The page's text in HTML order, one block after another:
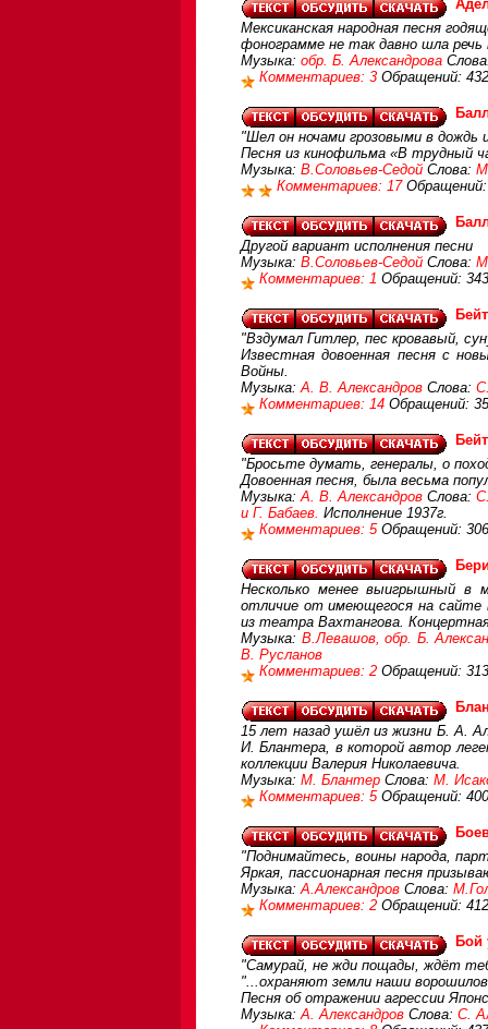
Мексиканская народная песня
фонограмме не так давно шла
Музыка: обр. Б. Александрова
Комментариев: 3 Обращений:
"Шел он ночами грозовыми в дождь
Песня из кинофильма «В трудный
Музыка: В.Соловьев-Седой Слова:
Комментариев: 17 Обращений:
Другой вариант исполнения песни
Музыка: В.Соловьев-Седой Слова:
Комментариев: 1 Обращений:
"Вздумал Гитлер, пес кровавый,
Известная довоенная песня с
Войны.
Музыка:А. В. Александров Слова:
Комментариев: 14 Обращений:
"Бросьте думать, генералы, о
Довоенная песня, была весьма
Музыка:А. В. Александров Слова:
и Г. Бабаев. Исполнение 1937г.
Комментариев: 5 Обращений:
Несколько менее выигрышный в
отличие от имеющегося на сайте
из театра Вахтангова.
Музыка: В.Левашов, обр. Б.
В. Русланов
Комментариев: 2 Обращений:
15 лет назад ушёл из жизни Б. А.
И. Блантера, в которой автор
коллекции Валерия Николаевича.
Музыка: М. Блантер Слова: М.
Комментариев: 5 Обращений:
"Поднимайтесь, воины народа,
Яркая, пассионарная песня
Музыка:А.Александров Слова:
Комментариев: 2 Обращений:
Бой
"Самурай, не жди пощады, ждёт
"...охраняют земли наши
Песня об отражении агрессии
Музыка:А. Александров Слова: С.